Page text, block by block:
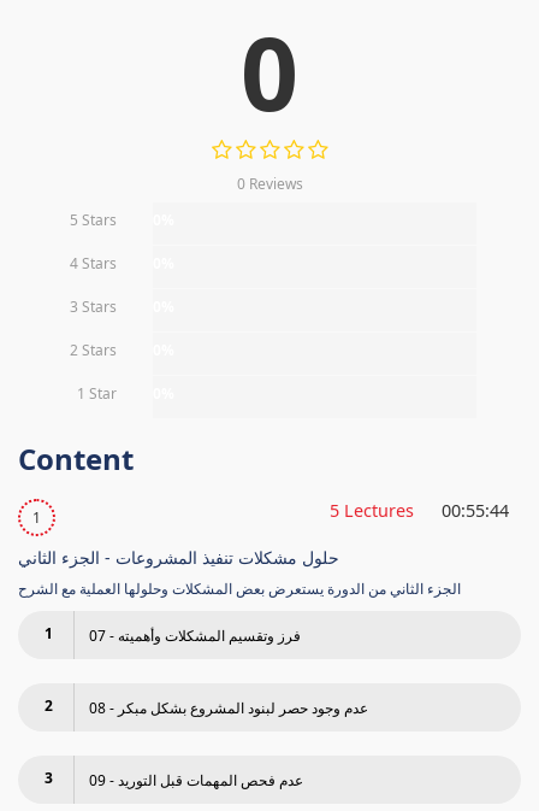
0
0 Reviews
5 Stars
4 Stars
3 Stars
2 Stars
1 Star
Content
1 5 Lectures 00:55:44
حلول مشكلات تنفيذ المشروعات - الجزء الثاني
الجزء الثاني من الدورة يستعرض بعض المشكلات وحلولها العملية مع الشرح
1 07 - فرز وتقسيم المشكلات وأهميته
2 08 - عدم وجود حصر لبنود المشروع بشكل مبكر
3 09 - عدم فحص المھمات قبل التوريد